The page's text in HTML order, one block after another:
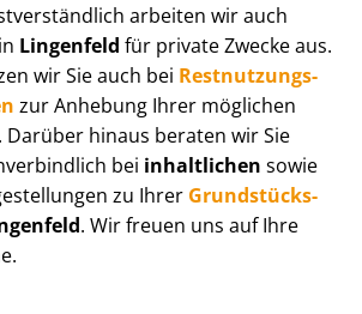
arbeiten wir auch
in Lingenfeld für private Zwecke aus.
wir Sie auch bei Rest­nut­zungs­
zur Anhebung Ihrer möglichen
Darüber hinaus beraten wir Sie
bei inhaltlichen sowie
zu Ihrer Grund­stücks­
. Wir freuen uns auf Ihre